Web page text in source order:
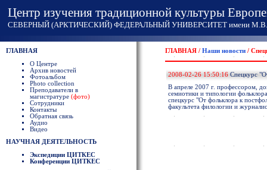
Центр изучения традиционной культуры
СЕВЕРНЫЙ (АРКТИЧЕСКИЙ) ФЕДЕРАЛЬНЫЙ УНИВЕРСИТЕТ имени М.В.
ГЛАВНАЯ
О Центре
Архив новостей
Фотоальбом
Photo collection
Преподаватели в
магистратуре (фото)
Сотрудники
Контакты
Обратная связь
Аудио
Видео
НАУЧНАЯ ДЕЯТЕЛЬНОСТЬ
Экспедиции ЦИТКЕС
Конференции ЦИТКЕС
ГЛАВНАЯ / Наши новости /
2008-02-26 15:50:16 Спецкурс
В апреле 2007 г. профессором,
семиотики и типологии
спецкурс "От фольклора к
факультета филологии и